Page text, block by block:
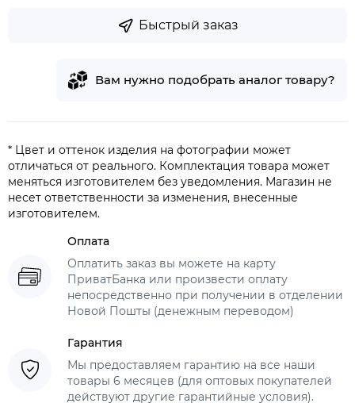
Быстрый заказ
Вам нужно подобрать аналог товару?
* Цвет и оттенок изделия на фотографии может
отличаться от реального. Комплектация товара может
меняться изготовителем без уведомления. Магазин не
несет ответственности за изменения, внесенные
изготовителем.
Оплата
Оплатить заказ вы можете на карту
ПриватБанка или произвести оплату
непосредственно при получении в отделении
Новой Пошты (денежным переводом)
Гарантия
Мы предоставляем гарантию на все наши
товары 6 месяцев (для оптовых покупателей
действуют другие гарантийные условия).